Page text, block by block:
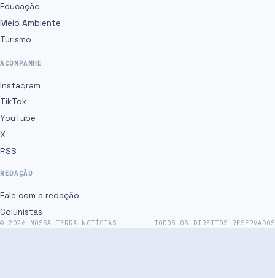
Educação
Meio Ambiente
Turismo
ACOMPANHE
Instagram
TikTok
YouTube
X
RSS
REDAÇÃO
Fale com a redação
Colunistas
©2026 NOSSA TERRA NOTÍCIAS TODOS OS DIREITOS RESERVADOS